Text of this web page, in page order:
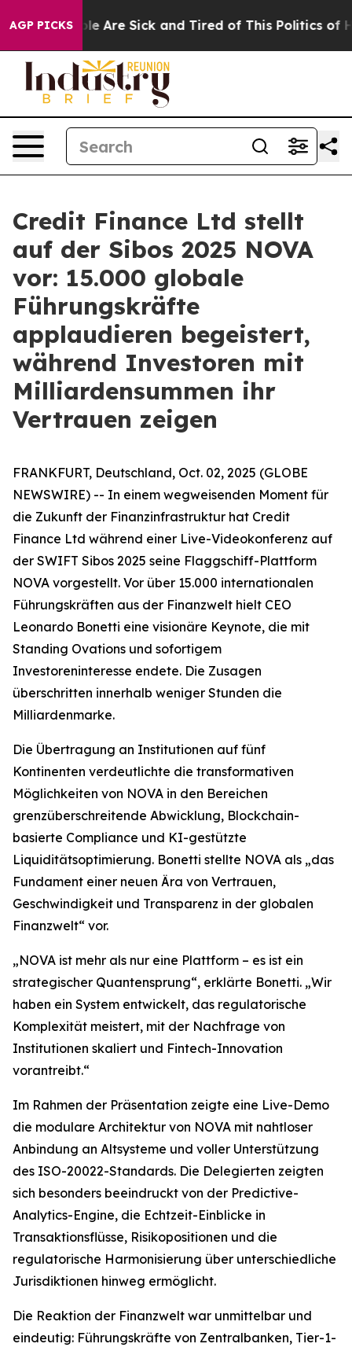
AGP PICKS
“People Are Sick and Tired of This Politics of
Credit Finance Ltd stellt
auf der Sibos 2025 NOVA
vor: 15.000 globale
Führungskräfte
applaudieren begeistert,
während Investoren mit
Milliardensummen ihr
Vertrauen zeigen
FRANKFURT, Deutschland, Oct. 02, 2025 (GLOBE
NEWSWIRE) -- In einem wegweisenden Moment für
die Zukunft der Finanzinfrastruktur hat Credit
Finance Ltd während einer Live-Videokonferenz auf
der SWIFT Sibos 2025 seine Flaggschiff-Plattform
NOVA vorgestellt. Vor über 15.000 internationalen
Führungskräften aus der Finanzwelt hielt CEO
Leonardo Bonetti eine visionäre Keynote, die mit
Standing Ovations und sofortigem
Investoreninteresse endete. Die Zusagen
überschritten innerhalb weniger Stunden die
Milliardenmarke.
Die Übertragung an Institutionen auf fünf
Kontinenten verdeutlichte die transformativen
Möglichkeiten von NOVA in den Bereichen
grenzüberschreitende Abwicklung, Blockchain-
basierte Compliance und KI-gestützte
Liquiditätsoptimierung. Bonetti stellte NOVA als „das
Fundament einer neuen Ära von Vertrauen,
Geschwindigkeit und Transparenz in der globalen
Finanzwelt“ vor.
„NOVA ist mehr als nur eine Plattform – es ist ein
strategischer Quantensprung“, erklärte Bonetti. „Wir
haben ein System entwickelt, das regulatorische
Komplexität meistert, mit der Nachfrage von
Institutionen skaliert und Fintech-Innovation
vorantreibt.“
Im Rahmen der Präsentation zeigte eine Live-Demo
die modulare Architektur von NOVA mit nahtloser
Anbindung an Altsysteme und voller Unterstützung
des ISO-20022-Standards. Die Delegierten zeigten
sich besonders beeindruckt von der Predictive-
Analytics-Engine, die Echtzeit-Einblicke in
Transaktionsflüsse, Risikopositionen und die
regulatorische Harmonisierung über unterschiedliche
Jurisdiktionen hinweg ermöglicht.
Die Reaktion der Finanzwelt war unmittelbar und
eindeutig: Führungskräfte von Zentralbanken, Tier-1-